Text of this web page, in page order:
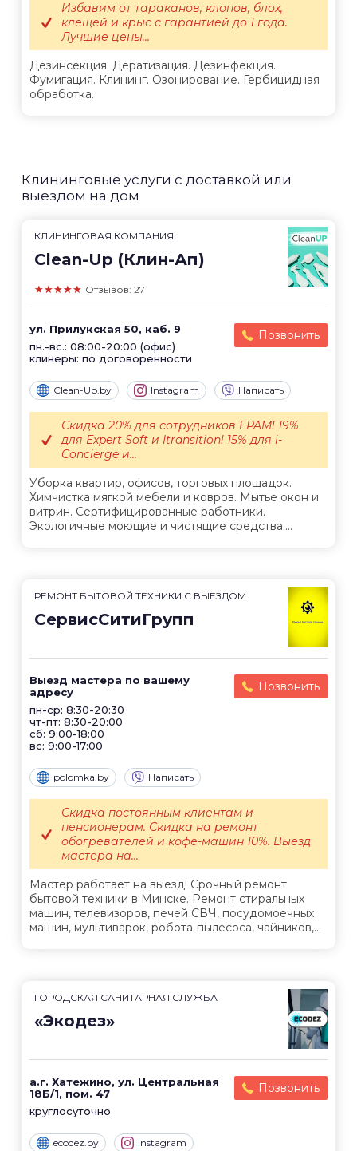
Дезинсекция. Дератизация. Дезинфекция.
Фумигация. Клининг. Озонирование. Гербицидная
обработка.
Избавим от тараканов, клопов, блох,
клещей и крыс с гарантией до 1 года.
Лучшие цены...
Клининговые услуги с доставкой или
выездом на дом
КЛИНИНГОВАЯ КОМПАНИЯ
Clean-Up (Клин-Ап)
★★★★★ Отзывов: 27
ул. Прилукская 50, каб. 9
пн.-вс.: 08:00-20:00 (офис)
клинеры: по договоренности
Позвонить
Clean-Up.by Instagram Написать
Уборка квартир, офисов, торговых площадок.
Химчистка мягкой мебели и ковров. Мытье окон и
витрин. Сертифицированные работники.
Экологичные моющие и чистящие средства....
Скидка 20% для сотрудников EPAM! 19%
для Expert Soft и Itransition! 15% для i-
Concierge и...
РЕМОНТ БЫТОВОЙ ТЕХНИКИ С ВЫЕЗДОМ
СервисСитиГрупп
Выезд мастера по вашему
адресу
пн-ср: 8:30-20:30
чт-пт: 8:30-20:00
сб: 9:00-18:00
вс: 9:00-17:00
Позвонить
polomka.by Написать
Мастер работает на выезд! Срочный ремонт
бытовой техники в Минске. Ремонт стиральных
машин, телевизоров, печей СВЧ, посудомоечных
машин, мультиварок, робота-пылесоса, чайников,...
Скидка постоянным клиентам и
пенсионерам. Скидка на ремонт
обогревателей и кофе-машин 10%. Выезд
мастера на...
ГОРОДСКАЯ САНИТАРНАЯ СЛУЖБА
«Экодез»
а.г. Хатежино, ул. Центральная
18Б/1, пом. 47
круглосуточно
Позвонить
ecodez.by Instagram